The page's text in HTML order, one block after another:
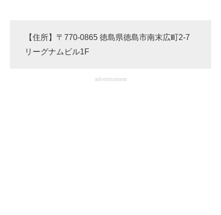
エレクトロニクス専門サイト
エネルギーの専門メディア
【住所】〒770-0865 徳島県徳島市南末広町2-7
リーグナムビル1F
advertisement